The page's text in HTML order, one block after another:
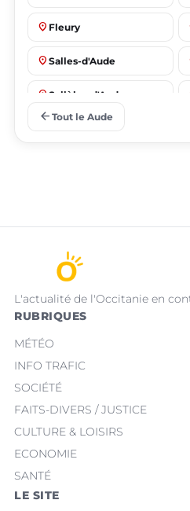
place Fleury
place Salles-d'Aude
place Sallèles-d'Aude
arrow_back Tout le Aude
L'actualité de l'Occitanie en
RUBRIQUES
MÉTÉO
INFO TRAFIC
SOCIÉTÉ
FAITS-DIVERS / JUSTICE
CULTURE & LOISIRS
ECONOMIE
SANTÉ
LE SITE